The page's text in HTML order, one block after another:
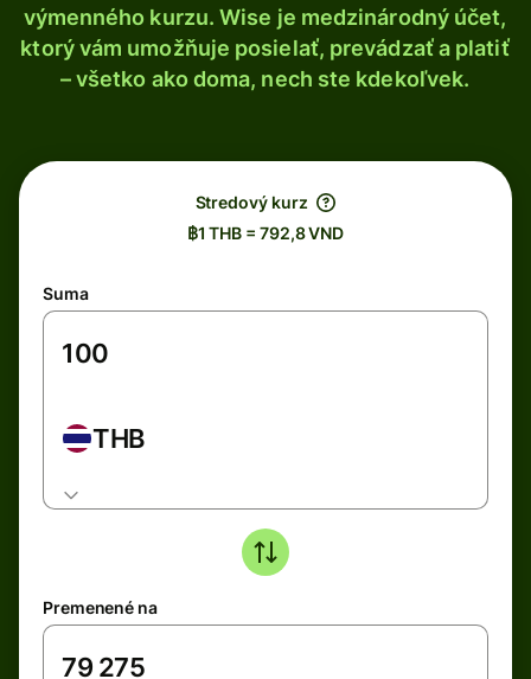
výmenného kurzu. Wise je medzinárodný účet,
ktorý vám umožňuje posielať, prevádzať a platiť
– všetko ako doma, nech ste kdekoľvek.
Stredový kurz
฿1 THB = 792,8 VND
Suma
THB
Premenené na